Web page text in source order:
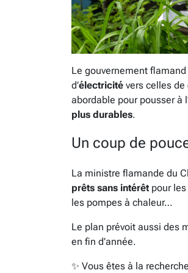
Le gouvernement
d’électricité vers celles de
abordable pour pousser à
plus durables.
Un coup de
La ministre flamande du
prêts sans intérêt pour
les pompes à chaleur…
Le plan prévoit aussi des
en fin d’année.
✨ Vous êtes à la